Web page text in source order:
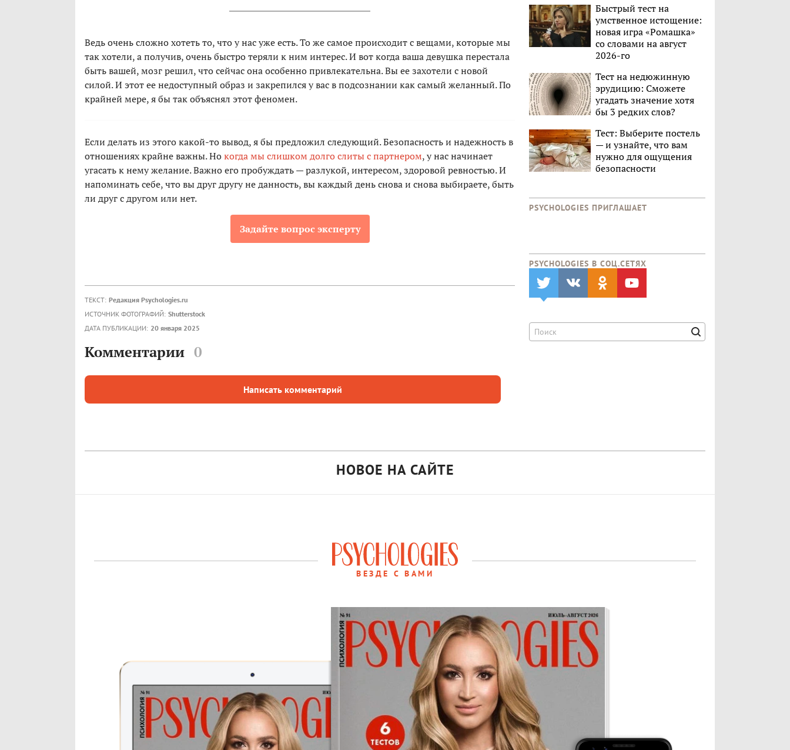
Ведь очень сложно хотеть то, что у нас уже есть. То же самое происходит с вещами, которые мы
так хотели, а получив, очень быстро теряли к ним интерес. И вот когда ваша девушка перестала
быть вашей, мозг решил, что сейчас она особенно привлекательна. Вы ее захотели с новой
силой. И этот ее недоступный образ и закрепился у вас в подсознании как самый желанный. По
крайней мере, я бы так объяснял этот феномен.
Если делать из этого какой-то вывод, я бы предложил следующий. Безопасность и надежность в
отношениях крайне важны. Нокогда мы слишком долго слиты с партнером, у нас начинает
угасать к нему желание. Важно его пробуждать — разлукой, интересом, здоровой ревностью. И
напоминать себе, что вы друг другу не данность, вы каждый день снова и снова выбираете, быть
ли друг с другом или нет.
Задайте вопрос эксперту
ТЕКСТ: Редакция Psychologies.ru
ИСТОЧНИК ФОТОГРАФИЙ: Shutterstock
ДАТА ПУБЛИКАЦИИ: 20 января 2025
Комментарии 0
Написать комментарий
Быстрый тест на
умственное истощение:
новая игра «Ромашка»
со словами на август
2026-го
Тест на недюжинную
эрудицию: Сможете
угадать значение хотя
бы 3 редких слов?
Тест: Выберите постель
— и узнайте, что вам
нужно для ощущения
безопасности
PSYCHOLOGIES ПРИГЛАШАЕТ
PSYCHOLOGIES В CОЦ.СЕТЯХ
НОВОЕ НА САЙТЕ
ВЕЗДЕ С ВАМИ